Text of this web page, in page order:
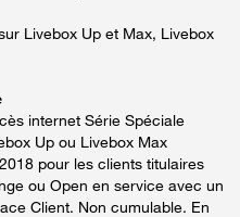
Livebox Up et Max, Livebox
internet Série Spéciale
Up ou Livebox Max
pour les clients titulaires
ou Open en service avec un
Client. Non cumulable. En